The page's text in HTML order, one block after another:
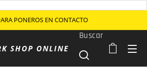
PONEROS EN CONTACTO
SHOP ONLINE
Buscar